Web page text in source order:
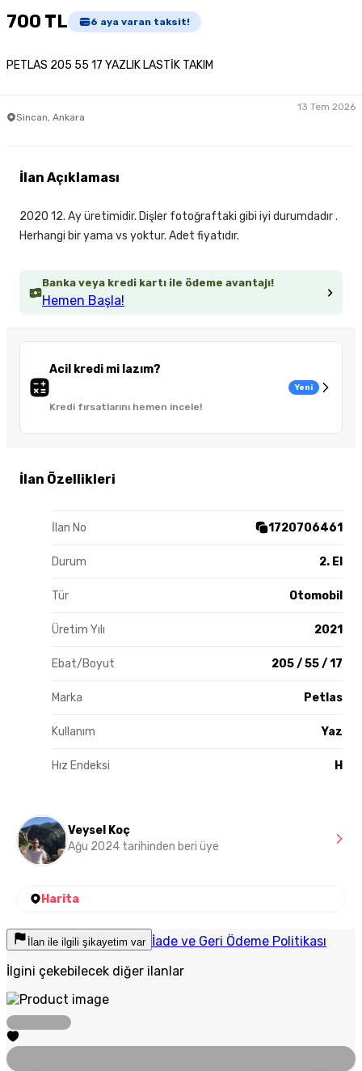
700 TL 6 aya varan taksit!
PETLAS 205 55 17 YAZLIK LASTİK TAKIM
Sincan, Ankara
13 Tem 2026
Banka veya kredi kartı ile ödeme avantajı!
Hemen Başla!
Acil kredi mi lazım?
Kredi fırsatlarını hemen incele!
Yeni
İlan Özellikleri
İlan No 1720706461
Durum 2. El
Tür Otomobil
Üretim Yılı 2021
Ebat/Boyut 205 / 55 / 17
Marka Petlas
Kullanım Yaz
Hız Endeksi H
İlan Açıklaması
2020 12. Ay üretimidir. Dişler fotoğraftaki gibi iyi durumdadır .
Herhangi bir yama vs yoktur. Adet fiyatıdır.
Veysel Koç
Ağu 2024 tarihinden beri üye
Harita
İlan ile ilgili şikayetim var İade ve Geri Ödeme Politikası
İlgini çekebilecek diğer ilanlar